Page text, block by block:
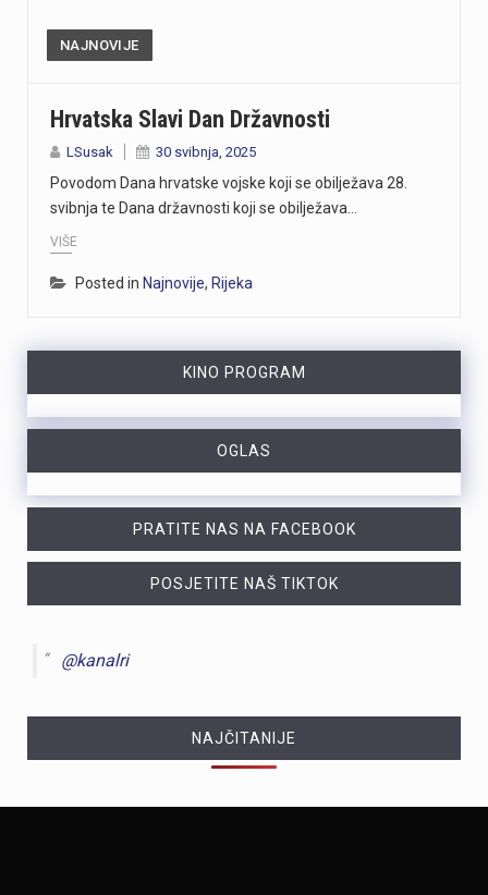
NAJNOVIJE
Hrvatska Slavi Dan Državnosti
LSusak 30 svibnja, 2025
Povodom Dana hrvatske vojske koji se obilježava 28.
svibnja te Dana državnosti koji se obilježava…
VIŠE
Posted in Najnovije, Rijeka
KINO PROGRAM
OGLAS
PRATITE NAS NA FACEBOOK
POSJETITE NAŠ TIKTOK
@kanalri
NAJČITANIJE